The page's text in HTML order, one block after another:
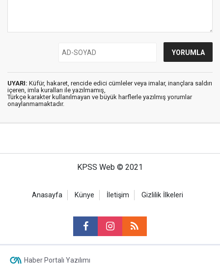
UYARI: Küfür, hakaret, rencide edici cümleler veya imalar, inançlara saldırı
içeren, imla kuralları ile yazılmamış,
Türkçe karakter kullanılmayan ve büyük harflerle yazılmış yorumlar
onaylanmamaktadır.
KPSS Web © 2021
Anasayfa Künye İletişim Gizlilik İlkeleri
Haber Portalı Yazılımı